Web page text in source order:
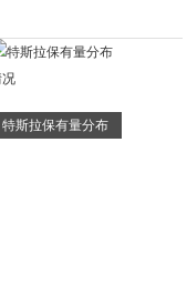
特斯拉保有量分布